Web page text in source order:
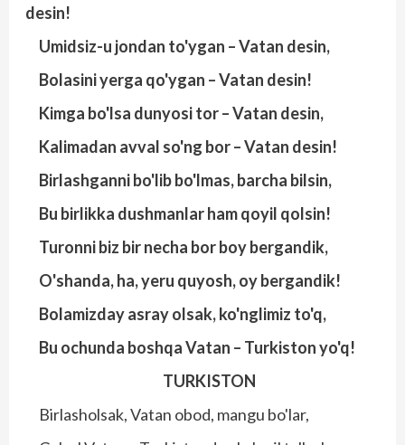
desin!
Umidsiz-u jondan to'ygan – Vatan desin,
Bolasini yerga qo'ygan – Vatan desin!
Kimga bo'lsa dunyosi tor – Vatan desin,
Kalimadan avval so'ng bor – Vatan desin!
Birlashganni bo'lib bo'lmas, barcha bilsin,
Bu birlikka dushmanlar ham qoyil qolsin!
Turonni biz bir necha bor boy bergandik,
O'shanda, ha, yeru quyosh, oy bergandik!
Bolamizday asray olsak, ko'nglimiz to'q,
Bu ochunda boshqa Vatan – Turkiston yo'q!
TURKISTON
Birlasholsak, Vatan obod, mangu bo'lar,